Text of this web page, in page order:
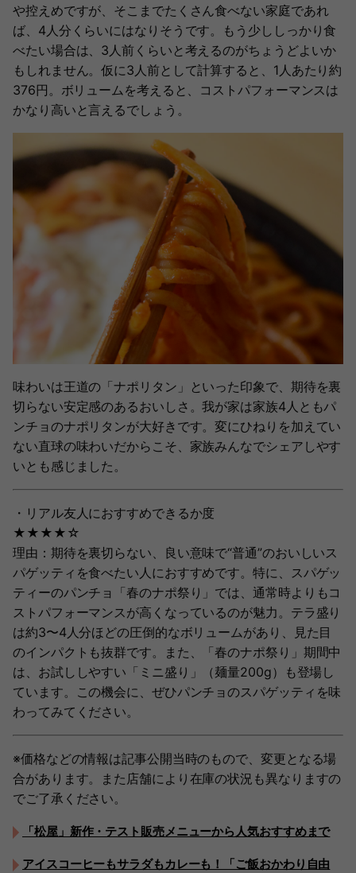
や控えめですが、そこまでたくさん食べない家庭であれ
ば、4人分くらいにはなりそうです。もう少ししっかり食
べたい場合は、3人前くらいと考えるのがちょうどよいか
もしれません。仮に3人前として計算すると、1人あたり約
376円。ボリュームを考えると、コストパフォーマンスは
かなり高いと言えるでしょう。
味わいは王道の「ナポリタン」といった印象で、期待を裏
切らない安定感のあるおいしさ。我が家は家族4人ともパ
ンチョのナポリタンが大好きです。変にひねりを加えてい
ない直球の味わいだからこそ、家族みんなでシェアしやす
いとも感じました。
・リアル友人におすすめできるか度
★★★★☆
理由：期待を裏切らない、良い意味で“普通”のおいしいス
パゲッティを食べたい人におすすめです。特に、スパゲッ
ティーのパンチョ「春のナポ祭り」では、通常時よりもコ
ストパフォーマンスが高くなっているのが魅力。テラ盛り
は約3〜4人分ほどの圧倒的なボリュームがあり、見た目
のインパクトも抜群です。また、「春のナポ祭り」期間中
は、お試ししやすい「ミニ盛り」（麺量200g）も登場し
ています。この機会に、ぜひパンチョのスパゲッティを味
わってみてください。
※価格などの情報は記事公開当時のもので、変更となる場
合があります。また店舗により在庫の状況も異なりますの
でご了承ください。
「松屋」新作・テスト販売メニューから人気おすすめまで
アイスコーヒーもサラダもカレーも！「ご飯おかわり自由